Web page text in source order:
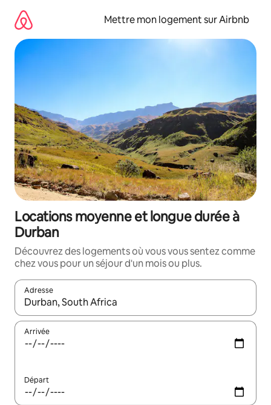
directement
contenu
Mettre mon logement sur Airbnb
Locations moyenne et longue durée à
Durban
Découvrez des logements où vous vous sentez comme
chez vous pour un séjour d'un mois ou plus.
Adresse
Lorsque les résultats s'affichent, utilisez les flèches vers le
Arrivée
Départ